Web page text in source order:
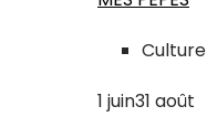
Culture
1 juin31 août